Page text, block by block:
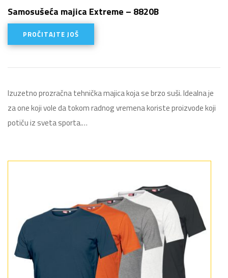
Samosušeća majica Extreme – 8820B
PROČITAJTE JOŠ
Izuzetno prozračna tehnička majica koja se brzo suši. Idealna je
za one koji vole da tokom radnog vremena koriste proizvode koji
potiču iz sveta sporta.…